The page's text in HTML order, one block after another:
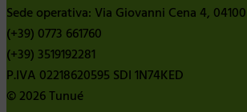
Sede operativa: Via Giovanni Cena 4,
(+39) 0773 661760
(+39) 3519192281
P.IVA 02218620595 SDI 1N74KED
© 2026 Tunué